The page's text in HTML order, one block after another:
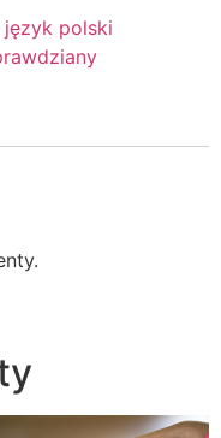
polski